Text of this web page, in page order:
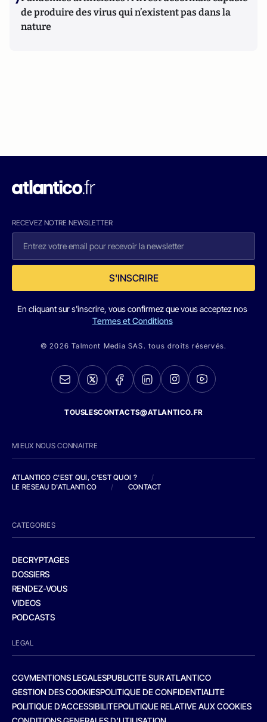
de produire des virus qui n’existent pas dans la
nature
RECEVEZ NOTRE NEWSLETTER
S'INSCRIRE
En cliquant sur s'inscrire, vous confirmez que vous acceptez nos
Termes et Conditions
© 2026 Talmont Media SAS. tous droits réservés.
TOUSLESCONTACTS@ATLANTICO.FR
MIEUX NOUS CONNAITRE
ATLANTICO C'EST QUI, C'EST QUOI ?
/
LE RESEAU D'ATLANTICO
/ CONTACT
CATEGORIES
DECRYPTAGES
DOSSIERS
RENDEZ-VOUS
VIDEOS
PODCASTS
LEGAL
CGVMENTIONS LEGALESPUBLICITE SUR ATLANTICO
GESTION DES COOKIESPOLITIQUE DE CONFIDENTIALITE
POLITIQUE D’ACCESSIBILITEPOLITIQUE RELATIVE AUX COOKIES